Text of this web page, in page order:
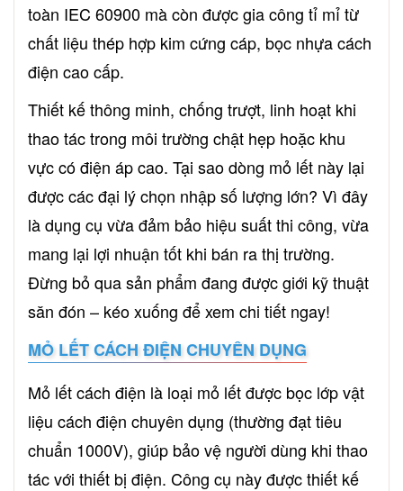
toàn IEC 60900 mà còn được gia công tỉ mỉ từ
chất liệu thép hợp kim cứng cáp, bọc nhựa cách
điện cao cấp.
Thiết kế thông minh, chống trượt, linh hoạt khi
thao tác trong môi trường chật hẹp hoặc khu
vực có điện áp cao. Tại sao dòng mỏ lết này lại
được các đại lý chọn nhập số lượng lớn? Vì đây
là dụng cụ vừa đảm bảo hiệu suất thi công, vừa
mang lại lợi nhuận tốt khi bán ra thị trường.
Đừng bỏ qua sản phẩm đang được giới kỹ thuật
săn đón – kéo xuống để xem chi tiết ngay!
MỎ LẾT CÁCH ĐIỆN CHUYÊN DỤNG
Mỏ lết cách điện là loại mỏ lết được bọc lớp vật
liệu cách điện chuyên dụng (thường đạt tiêu
chuẩn 1000V), giúp bảo vệ người dùng khi thao
tác với thiết bị điện. Công cụ này được thiết kế